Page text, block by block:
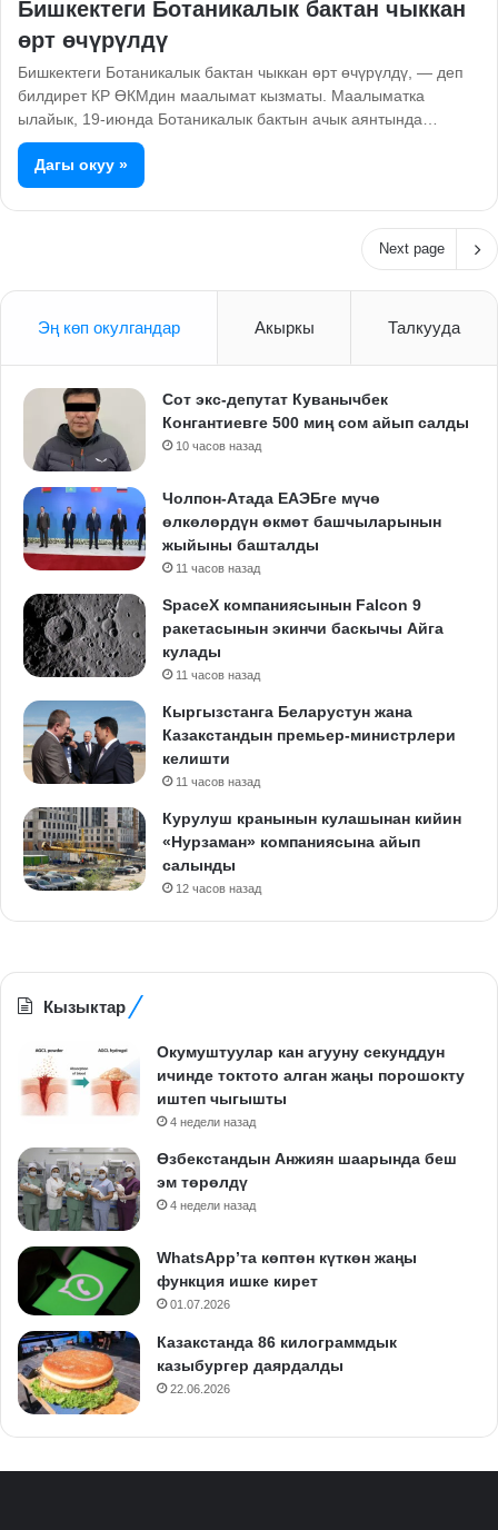
Бишкектеги Ботаникалык бактан чыккан
өрт өчүрүлдү
Бишкектеги Ботаникалык бактан чыккан өрт өчүрүлдү, — деп
билдирет КР ӨКМдин маалымат кызматы. Маалыматка
ылайык, 19-июнда Ботаникалык бактын ачык аянтында…
Дагы окуу »
Next page
Эң көп окулгандар Акыркы Талкууда
Сот экс-депутат Куванычбек
Конгантиевге 500 миң сом айып салды
10 часов назад
Чолпон-Атада ЕАЭБге мүчө
өлкөлөрдүн өкмөт башчыларынын
жыйыны башталды
11 часов назад
SpaceX компаниясынын Falcon 9
ракетасынын экинчи баскычы Айга
кулады
11 часов назад
Кыргызстанга Беларустун жана
Казакстандын премьер-министрлери
келишти
11 часов назад
Курулуш кранынын кулашынан кийин
«Нурзаман» компаниясына айып
салынды
12 часов назад
Кызыктар
Окумуштуулар кан агууну секунддун
ичинде токтото алган жаңы порошокту
иштеп чыгышты
4 недели назад
Өзбекстандын Анжиян шаарында беш
эм төрөлдү
4 недели назад
WhatsApp’та көптөн күткөн жаңы
функция ишке кирет
01.07.2026
Казакстанда 86 килограммдык
казыбургер даярдалды
22.06.2026